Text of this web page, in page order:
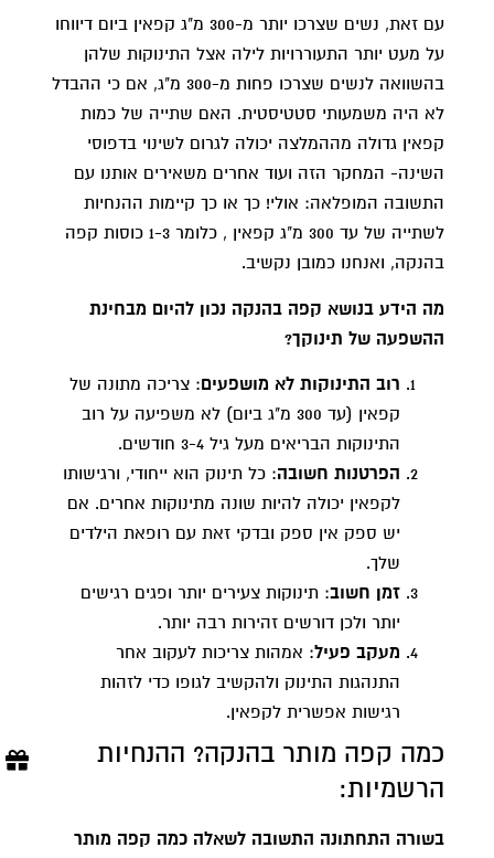
עם זאת, נשים שצרכו יותר מ-300 מ"ג קפאין ביום דיווחו
על מעט יותר התעוררויות לילה אצל התינוקות שלהן
בהשוואה לנשים שצרכו פחות מ-300 מ"ג, אם כי ההבדל
לא היה משמעותי סטטיסטית. האם שתייה של כמות
קפאין גדולה מההמלצה יכולה לגרום לשינוי בדפוסי
השינה- המחקר הזה ועוד אחרים משאירים אותנו עם
התשובה המופלאה: אולי! כך או כך קיימות ההנחיות
לשתייה של עד 300 מ"ג קפאין , כלומר 1-3 כוסות קפה
בהנקה, ואנחנו כמובן נקשיב.
מה הידע בנושא קפה בהנקה נכון להיום מבחינת
ההשפעה של תינוקך?
רוב התינוקות לא מושפעים: צריכה מתונה של
קפאין (עד 300 מ"ג ביום) לא משפיעה על רוב
התינוקות הבריאים מעל גיל 3-4 חודשים.
הפרטנות חשובה: כל תינוק הוא ייחודי, ורגישותו
לקפאין יכולה להיות שונה מתינוקות אחרים. אם
יש ספק אין ספק ובדקי זאת עם רופאת הילדים
שלך.
זמן חשוב: תינוקות צעירים יותר ופגים רגישים
יותר ולכן דורשים זהירות רבה יותר.
מעקב פעיל: אמהות צריכות לעקוב אחר
התנהגות התינוק ולהקשיב לגופו כדי לזהות
רגישות אפשרית לקפאין.
כמה קפה מותר בהנקה? ההנחיות
הרשמיות:
בשורה התחתונה התשובה לשאלה כמה קפה מותר